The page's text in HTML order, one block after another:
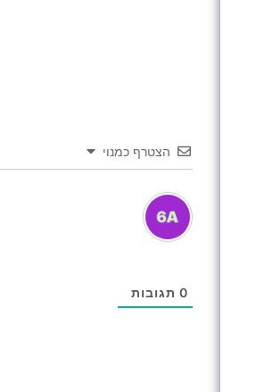
הצטרף כמנוי
0 תגובות